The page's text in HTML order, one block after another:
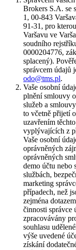
Brokers S.A. se
1, 00-843
91-31, pro
Varšavu ve
soudního
0000204776,
splacený).
správcem údajů
odo@tms.pl.
Vaše osobní
plnění smlouvy
služeb a
to včetně přijetí
uzavřením
vyplývajících z
Vaše osobní
oprávněných
oprávněných
demo účtu nebo
službách,
marketing
případech, než
zejména
činnosti správce
zpracovávány
souhlasu
výše uvedené
získání